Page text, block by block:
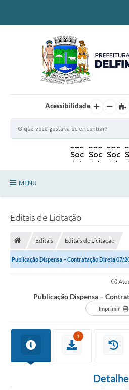
Acessibilidade
MENU
Defesa Civil
AQUI TEM SEBRAE
DOCUMENTOS
Editais de Licitação
Editais Editais de Licitação
Publicação Dispensa – Contratação Direta 07/
Publicação Dispensa –
Imprimir
1